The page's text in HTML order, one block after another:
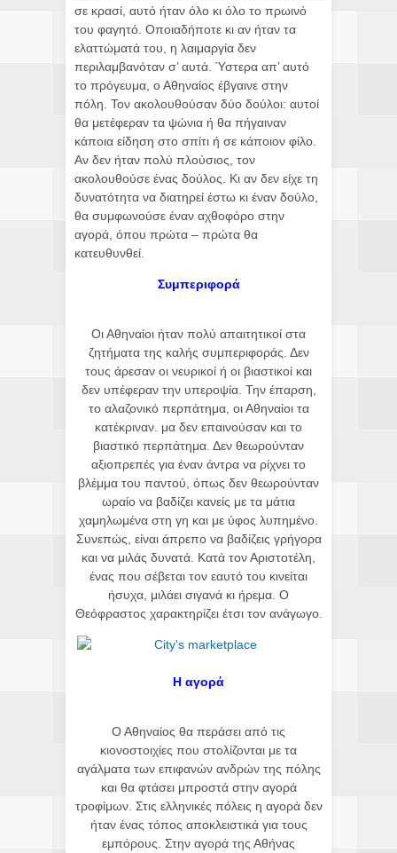
σε κρασί, αυτό ήταν όλο κι όλο το πρωινό
του φαγητό. Οποιαδήποτε κι αν ήταν τα
ελαττώματά του, η λαιμαργία δεν
περιλαμβανόταν σ’ αυτά. Ύστερα απ’ αυτό
το πρόγευμα, ο Αθηναίος έβγαινε στην
πόλη. Τον ακολουθούσαν δύο δούλοι: αυτοί
θα μετέφεραν τα ψώνια ή θα πήγαιναν
κάποια είδηση στο σπίτι ή σε κάποιον φίλο.
Αν δεν ήταν πολύ πλούσιος, τον
ακολουθούσε ένας δούλος. Κι αν δεν είχε τη
δυνατότητα να διατηρεί έστω κι έναν δούλο,
θα συμφωνούσε έναν αχθοφόρο στην
αγορά, όπου πρώτα – πρώτα θα
κατευθυνθεί.
Συμπεριφορά
Οι Αθηναίοι ήταν πολύ απαιτητικοί στα
ζητήματα της καλής συμπεριφοράς. Δεν
τους άρεσαν οι νευρικοί ή οι βιαστικοί και
δεν υπέφεραν την υπεροψία. Την έπαρση,
το αλαζονικό περπάτημα, οι Αθηναίοι τα
κατέκριναν. μα δεν επαινούσαν και το
βιαστικό περπάτημα. Δεν θεωρούνταν
αξιοπρεπές για έναν άντρα να ρίχνει το
βλέμμα του παντού, όπως δεν θεωρούνταν
ωραίο να βαδίζει κανείς με τα μάτια
χαμηλωμένα στη γη και με ύφος λυπημένο.
Συνεπώς, είναι άπρεπο να βαδίζεις γρήγορα
και να μιλάς δυνατά. Κατά τον Αριστοτέλη,
ένας που σέβεται τον εαυτό του κινείται
ήσυχα, μιλάει σιγανά κι ήρεμα. Ο
Θεόφραστος χαρακτηρίζει έτσι τον ανάγωγο.
Η αγορά
Ο Αθηναίος θα περάσει από τις
κιονοστοιχίες που στολίζονται με τα
αγάλματα των επιφανών ανδρών της πόλης
και θα φτάσει μπροστά στην αγορά
τροφίμων. Στις ελληνικές πόλεις η αγορά δεν
ήταν ένας τόπος αποκλειστικά για τους
εμπόρους. Στην αγορά της Αθήνας